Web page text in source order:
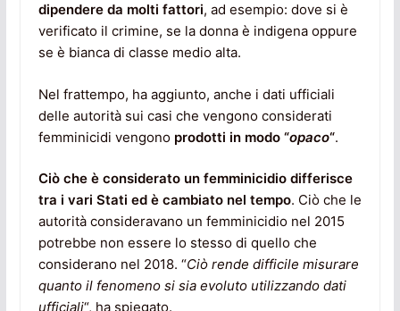
dipendere da molti fattori, ad esempio: dove si è
verificato il crimine, se la donna è indigena oppure
se è bianca di classe medio alta.
Nel frattempo, ha aggiunto, anche i dati ufficiali
delle autorità sui casi che vengono considerati
femminicidi vengono prodotti in modo “opaco“.
Ciò che è considerato un femminicidio differisce
tra i vari Stati ed è cambiato nel tempo. Ciò che le
autorità consideravano un femminicidio nel 2015
potrebbe non essere lo stesso di quello che
considerano nel 2018. “Ciò rende difficile misurare
quanto il fenomeno si sia evoluto utilizzando dati
ufficiali“, ha spiegato.